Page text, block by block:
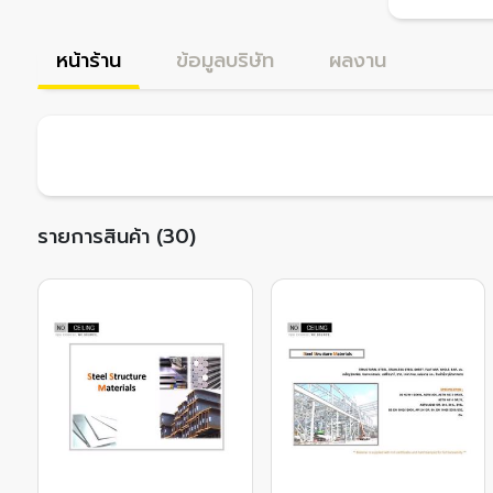
หน้าร้าน ข้อมูลบริษัท ผลงาน
รายการสินค้า (30)